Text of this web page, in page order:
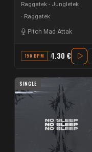
Raggatek - Jungletek
Raggatek
Pitch Mad Attak
190 BPM A1.30 €
SINGLE